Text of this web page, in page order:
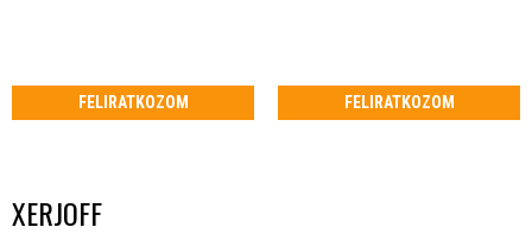
FELIRATKOZOM FELIRATKOZOM
XERJOFF